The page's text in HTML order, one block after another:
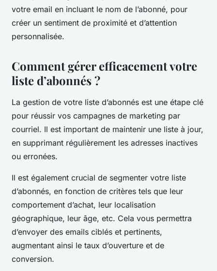
votre email en incluant le nom de l’abonné, pour
créer un sentiment de proximité et d’attention
personnalisée.
Comment gérer efficacement votre
liste d’abonnés ?
La gestion de votre liste d’abonnés est une étape clé
pour réussir vos campagnes de marketing par
courriel. Il est important de maintenir une liste à jour,
en supprimant régulièrement les adresses inactives
ou erronées.
Il est également crucial de segmenter votre liste
d’abonnés, en fonction de critères tels que leur
comportement d’achat, leur localisation
géographique, leur âge, etc. Cela vous permettra
d’envoyer des emails ciblés et pertinents,
augmentant ainsi le taux d’ouverture et de
conversion.